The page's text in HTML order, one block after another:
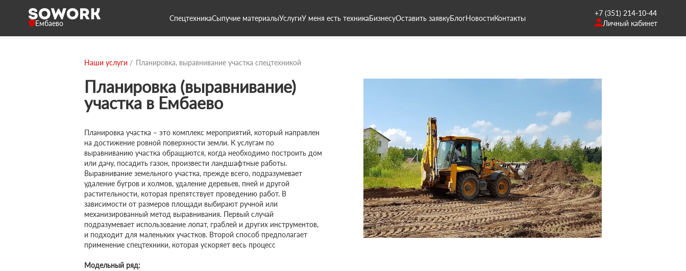
Ембаево
СпецтехникаСыпучие материалыУслугиУ меня есть техникаБизнесуОставить заявкуБлогНовостиКонтакты
+7 (351) 214-10-44
Личный кабинет
Наши услуги Планировка, выравнивание участка спецтехникой
Планировка (выравнивание)
участка в Ембаево
Планировка участка – это комплекс мероприятий, который направлен
на достижение ровной поверхности земли. К услугам по
выравниванию участка обращаются, когда необходимо построить дом
или дачу, посадить газон, произвести ландшафтные работы.
Выравнивание земельного участка, прежде всего, подразумевает
удаление бугров и холмов, удаление деревьев, пней и другой
растительности, которая препятствует проведению работ. В
зависимости от размеров площади выбирают ручной или
механизированный метод выравнивания. Первый случай
подразумевает использование лопат, граблей и других инструментов,
и подходит для маленьких участков. Второй способ предполагает
применение спецтехники, которая ускоряет весь процесс
Модельный ряд: